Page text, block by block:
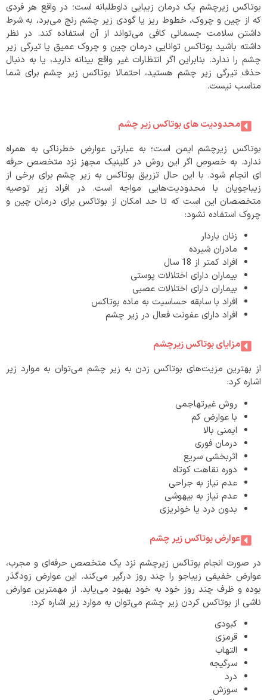
بوتاکس زیرچشم یک درمان زیبایی داوطلبانه است؛ در واقع هر فردی
که از چین و چروک، خطوط ریز یا گودی زیر چشم رنج می‌برد، به شرط
داشتن سلامت جسمانی کافی می‌تواند از آن استفاده کند. در نظر
داشته باشید بوتاکس توانایی درمان چین و چروک عمیق یا تیرگی زیر
چشم را ندارد. بنابراین اگر انتظارات غیر واقع بینانه دارید، یا به دنبال
حذف تیرگی زیر چشم هستید، احتمالا بوتاکس زیر چشم برای شما
مناسب نیست.
محدودیت های بوتاکس زیر چشم
بوتاکس زیرچشم ایمن است؛ به عبارتی عوارض خطرناکی به همراه
ندارد. به خصوص اگر این روش در کلینیک مجهز نزد متخصص حرفه
ای انجام شود. با این حال تزریق بوتاکس به زیر چشم برای برخی از
زیباجویان با محدودیت‌هایی مواجه است. در افراد زیر توصیه
متخصصان این است که تا حد امکان از بوتاکس برای درمان چین و
چروک استفاده نشود:
زنان باردار
مادران شیرده
افراد کمتر از 18 سال
بیماران دارای اختلالات پوستی
بیماران دارای اختلالات عصبی
افراد با سابقه حساسیت به ماده بوتاکس
افراد دارای عفونت فعال در زیر چشم
مزایای بوتاکس زیرچشم
از بهترین مزیت‌های بوتاکس زدن به زیر چشم می‌توان به موارد زیر
اشاره کرد:
روش غیرتهاجمی
با عوارض کم
ایمنی بالا
درمان فوری
اثربخشی سریع
دوره نقاهت کوتاه
عدم نیاز به جراحی
عدم نیاز به بیهوشی
بدون درد یا خونریزی
عوارض بوتاکس زیر چشم
در صورت انجام بوتاکس زیرچشم نزد یک متخصص حرفه‌ای و مجرب،
عوارض خفیفی زیباجو را چند روز درگیر می‌کند. این عوارض زودگذر
بوده و ظرف چند روز خود به خود بهبود می‌یابد. از مهمترین عوارض
ناشی از بوتاکس کردن زیر چشم می‌توان به موارد زیر اشاره کرد:
کبودی
قرمزی
التهاب
سرگیجه
درد
سوزش